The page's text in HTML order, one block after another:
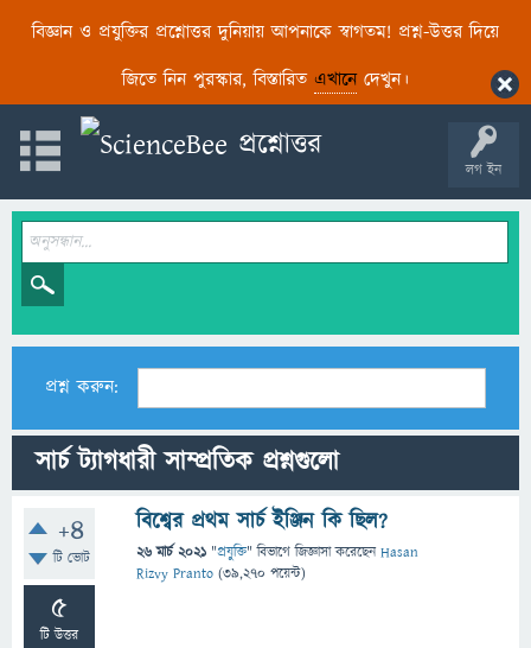
বিজ্ঞান ও প্রযুক্তির প্রশ্নোত্তর দুনিয়ায় আপনাকে স্বাগতম! প্রশ্ন-উত্তর দিয়ে
জিতে নিন পুরস্কার, বিস্তারিত এখানেদেখুন।
লগ ইন
প্রশ্ন করুন:
সার্চ ট্যাগধারী সাম্প্রতিক প্রশ্নগুলো
+4
টি ভোট
5
টি উত্তর
বিশ্বের প্রথম সার্চ ইঞ্জিন কি ছিল?
26 মার্চ 2021 "প্রযুক্তি" বিভাগে জিজ্ঞাসাকরেছেনHasan
Rizvy Pranto (39,270 পয়েন্ট)